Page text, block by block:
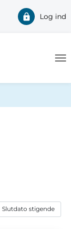
Log ind